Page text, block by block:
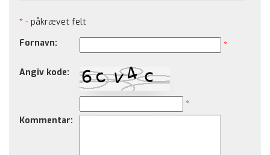
* - påkrævet felt
Fornavn:
*
Angiv kode:
*
Kommentar: